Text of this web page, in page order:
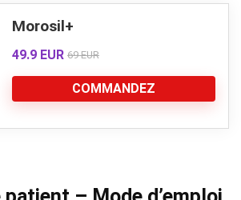
Morosil+
49.9 EUR 69 EUR
COMMANDEZ